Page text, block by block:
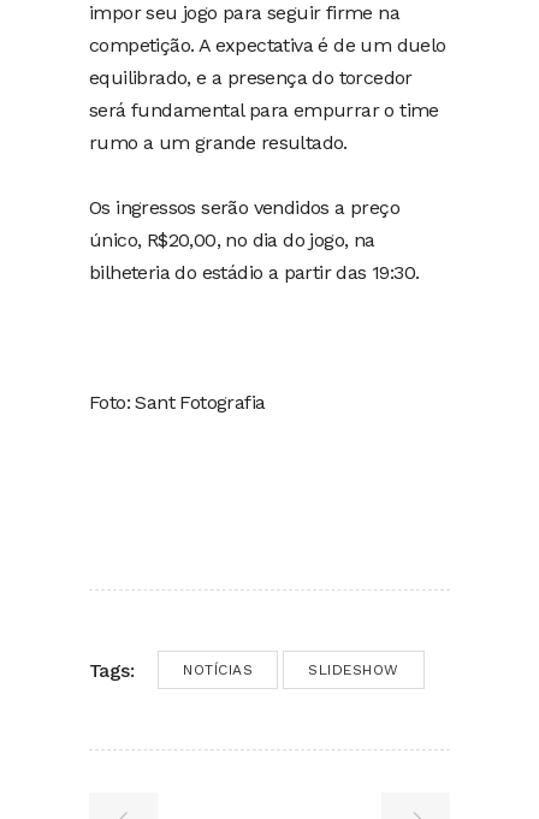
impor seu jogo para seguir firme na
competição. A expectativa é de um duelo
equilibrado, e a presença do torcedor
será fundamental para empurrar o time
rumo a um grande resultado.
Os ingressos serão vendidos a preço
único, R$20,00, no dia do jogo, na
bilheteria do estádio a partir das 19:30.
Foto: Sant Fotografia
Tags: NOTÍCIAS SLIDESHOW